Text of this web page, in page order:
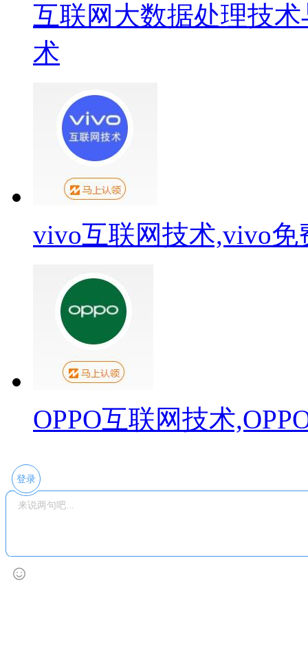
互联网大数据处理技
术
vivo互联网技术,vivo免
OPPO互联网技术
登录